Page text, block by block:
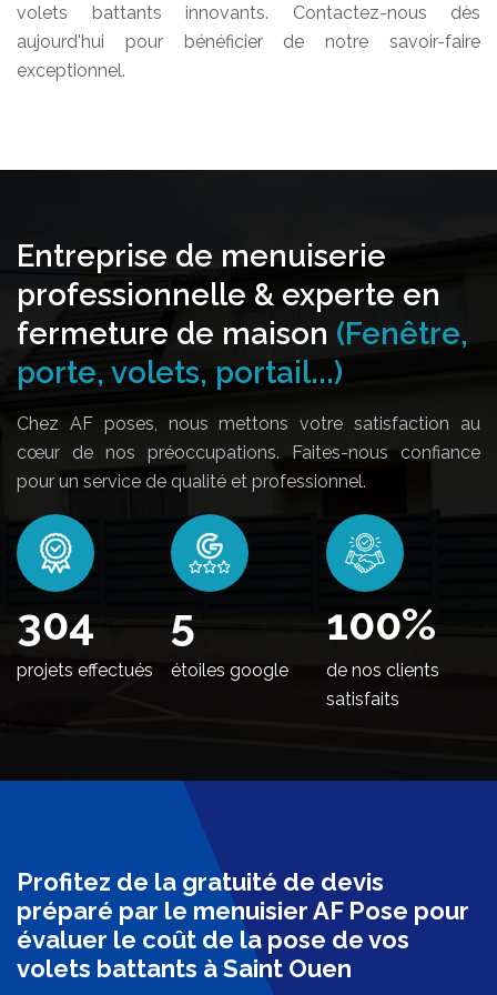
volets battants innovants. Contactez-nous dès
aujourd'hui pour bénéficier de notre savoir-faire
exceptionnel.
Entreprise de menuiserie
professionnelle & experte en
fermeture de maison (Fenêtre,
porte, volets, portail...)
Chez AF poses, nous mettons votre satisfaction au
cœur de nos préoccupations. Faites-nous confiance
pour un service de qualité et professionnel.
368
projets effectués
5
étoiles google
100%
de nos clients
satisfaits
Profitez de la gratuité de devis
préparé par le menuisier AF Pose pour
évaluer le coût de la pose de vos
volets battants à Saint Ouen